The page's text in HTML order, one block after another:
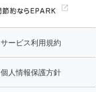
サービス利用規約
個人情報保護方針